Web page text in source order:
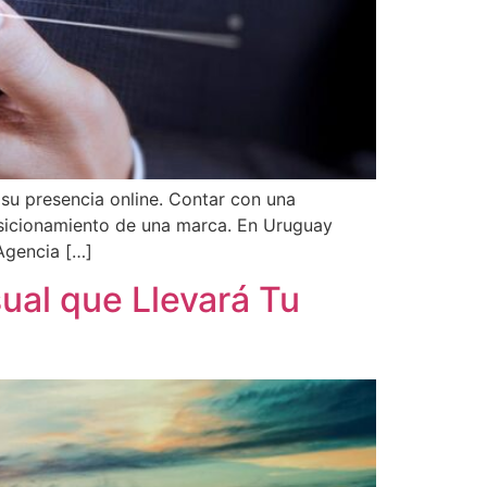
presencia online. Contar con una
de una marca. En Uruguay
[…]
que Llevará Tu